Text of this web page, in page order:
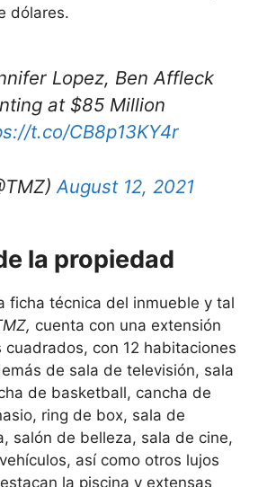
dólares.
Lopez, Ben Affleck
at $85 Million
t.co/CB8p13KY4r
August 12, 2021
la propiedad
ficha técnica del inmueble y tal
cuenta con una extensión
con 12 habitaciones
de sala de televisión, sala
de basketball, cancha de
ring de box, sala de
salón de belleza, sala de cine,
así como otros lujos
la piscina y extensas